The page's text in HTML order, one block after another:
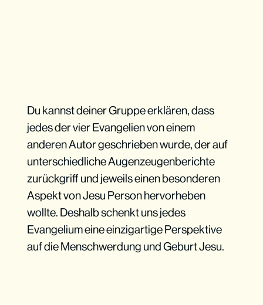
Du kannst deiner Gruppe erklären, dass
jedes der vier Evangelien von einem
anderen Autor geschrieben wurde, der auf
unterschiedliche Augenzeugenberichte
zurückgriff und jeweils einen besonderen
Aspekt von Jesu Person hervorheben
wollte. Deshalb schenkt uns jedes
Evangelium eine einzigartige Perspektive
auf die Menschwerdung und Geburt Jesu.